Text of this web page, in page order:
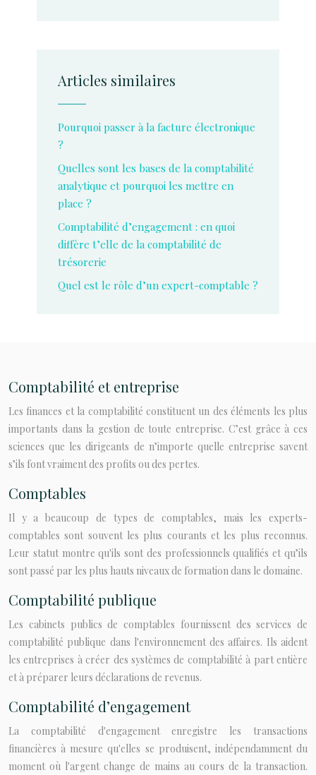
Articles similaires
Pourquoi passer à la facture électronique
?
Quelles sont les bases de la comptabilité
analytique et pourquoi les mettre en
place ?
Comptabilité d’engagement : en quoi
diffère t’elle de la comptabilité de
trésorerie
Quel est le rôle d’un expert-comptable ?
Comptabilité et entreprise
Les finances et la comptabilité constituent un des éléments les plus
importants dans la gestion de toute entreprise. C’est grâce à ces
sciences que les dirigeants de n’importe quelle entreprise savent
s’ils font vraiment des profits ou des pertes.
Comptables
Il y a beaucoup de types de comptables, mais les experts-
comptables sont souvent les plus courants et les plus reconnus.
Leur statut montre qu'ils sont des professionnels qualifiés et qu’ils
sont passé par les plus hauts niveaux de formation dans le domaine.
Comptabilité publique
Les cabinets publics de comptables fournissent des services de
comptabilité publique dans l'environnement des affaires. Ils aident
les entreprises à créer des systèmes de comptabilité à part entière
et à préparer leurs déclarations de revenus.
Comptabilité d’engagement
La comptabilité d'engagement enregistre les transactions
financières à mesure qu'elles se produisent, indépendamment du
moment où l'argent change de mains au cours de la transaction.